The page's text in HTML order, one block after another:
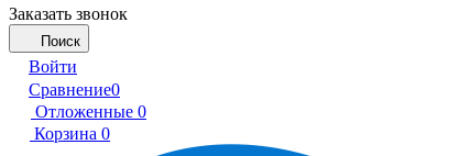
Заказать звонок
Поиск
Войти
Сравнение0
Отложенные 0
Корзина 0